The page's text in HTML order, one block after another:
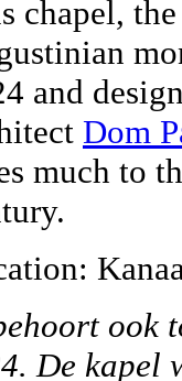
chapel,
and
Dom
much to
ook
De kapel